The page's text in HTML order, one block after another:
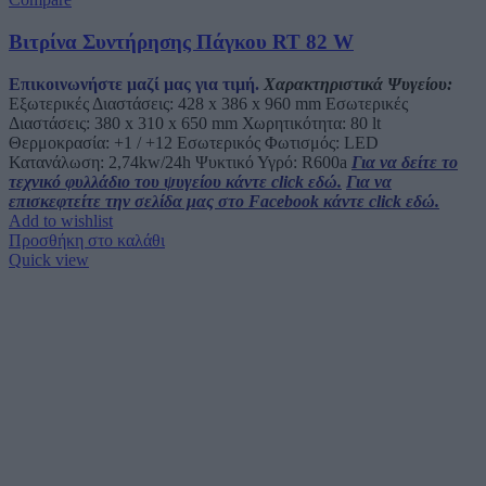
Βιτρίνα Συντήρησης Πάγκου RT 82 W
Επικοινωνήστε μαζί μας για τιμή. Χαρακτηριστικά Ψυγείου:
Εξωτερικές Διαστάσεις: 428 x 386 x 960 mm Εσωτερικές
Διαστάσεις: 380 x 310 x 650 mm Χωρητικότητα: 80 lt
Θερμοκρασία: +1 / +12 Εσωτερικός Φωτισμός: LED
Κατανάλωση: 2,74kw/24h Ψυκτικό Υγρό: R600a Για να δείτε το
τεχνικό φυλλάδιο του ψυγείου κάντε click εδώ. Για να
επισκεφτείτε την σελίδα μας στο Facebook κάντε click εδώ.
Add to wishlist
Προσθήκη στο καλάθι
Quick view